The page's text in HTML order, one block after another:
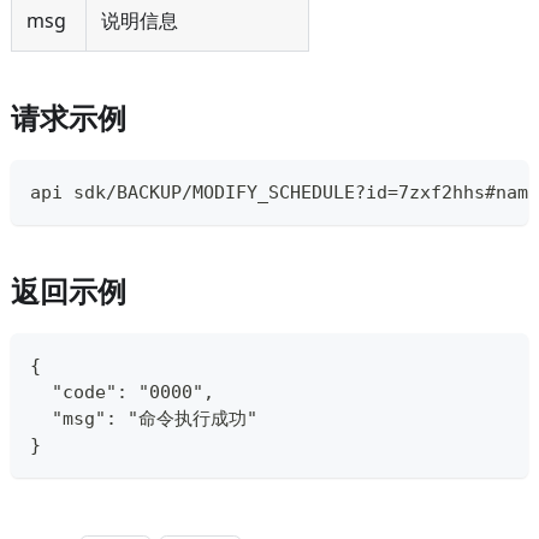
msg 说明信息
请求示例
api sdk/BACKUP/
返回示例
{
  "code": "0000",
  "msg": "命令执行成功"
}